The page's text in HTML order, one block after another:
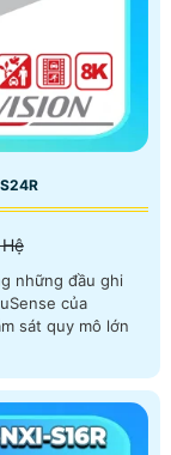
những đầu ghi
của
sát quy mô lớn